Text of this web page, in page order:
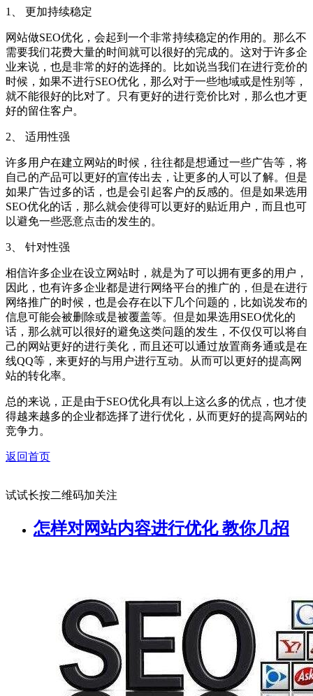
1、 更加持续稳定
网站做SEO优化，会起到一个非常持续稳定的作用的。那么不
需要我们花费大量的时间就可以很好的完成的。这对于许多企
业来说，也是非常的好的选择的。比如说当我们在进行竞价的
时候，如果不进行SEO优化，那么对于一些地域或是性别等，
就不能很好的比对了。只有更好的进行竞价比对，那么也才更
好的留住客户。
2、 适用性强
许多用户在建立网站的时候，往往都是想通过一些广告等，将
自己的产品可以更好的宣传出去，让更多的人可以了解。但是
如果广告过多的话，也是会引起客户的反感的。但是如果选用
SEO优化的话，那么就会使得可以更好的贴近用户，而且也可
以避免一些恶意点击的发生的。
3、 针对性强
相信许多企业在设立网站时，就是为了可以拥有更多的用户，
因此，也有许多企业都是进行网络平台的推广的，但是在进行
网络推广的时候，也是会存在以下几个问题的，比如说发布的
信息可能会被删除或是被覆盖等。但是如果选用SEO优化的
话，那么就可以很好的避免这类问题的发生，不仅仅可以将自
己的网站更好的进行美化，而且还可以通过放置商务通或是在
线QQ等，来更好的与用户进行互动。从而可以更好的提高网
站的转化率。
总的来说，正是由于SEO优化具有以上这么多的优点，也才使
得越来越多的企业都选择了进行优化，从而更好的提高网站的
竞争力。
返回首页
试试长按二维码加关注
怎样对网站内容进行优化 教你几招